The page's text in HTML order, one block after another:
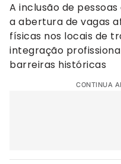
A inclusão de
a abertura de vagas
físicas nos locais de
integração
barreiras históricas
CONTINUA